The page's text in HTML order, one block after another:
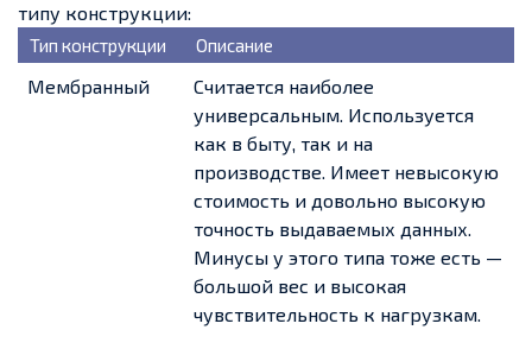
типу конструкции:
Тип конструкции Описание
Мембранный
Считается наиболее
универсальным. Используется
как в быту, так и на
производстве. Имеет невысокую
стоимость и довольно высокую
точность выдаваемых данных.
Минусы у этого типа тоже есть —
большой вес и высокая
чувствительность к нагрузкам.